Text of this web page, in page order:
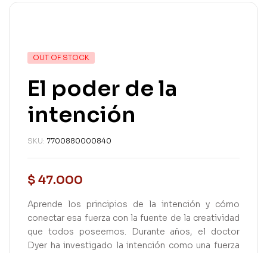
OUT OF STOCK
El poder de la
intención
SKU: 7700880000840
$ 47.000
Aprende los principios de la intención y cómo
conectar esa fuerza con la fuente de la creatividad
que todos poseemos. Durante años, el doctor
Dyer ha investigado la intención como una fuerza